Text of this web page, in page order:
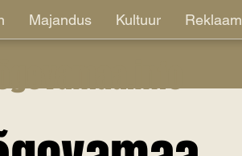
Majandus Kultuur Reklaam